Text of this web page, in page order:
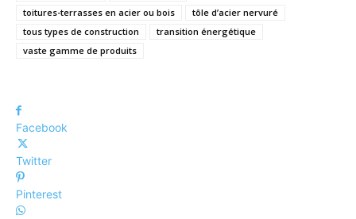
toitures-terrasses en acier ou bois
tôle d’acier nervuré
tous types de construction
transition énergétique
vaste gamme de produits
Facebook
Twitter
Pinterest